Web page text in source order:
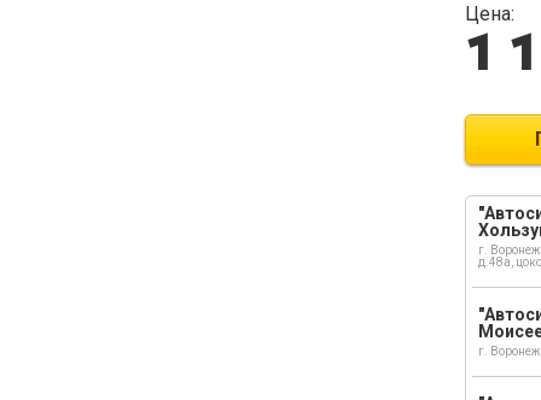
Цена:
1
г.
д.48а,
г.